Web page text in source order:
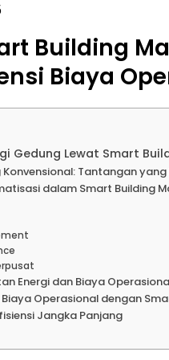
Building
Biaya
Gedung Lewat Smart
Tantangan
dalam Smart Building
Energi dan Biaya
Operasional dengan
Jangka Panjang